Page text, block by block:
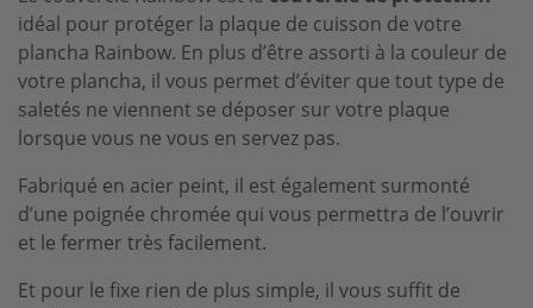
idéal pour protéger la plaque de cuisson de votre
plancha Rainbow. En plus d’être assorti à la couleur de
votre plancha, il vous permet d’éviter que tout type de
saletés ne viennent se déposer sur votre plaque
lorsque vous ne vous en servez pas.
Fabriqué en acier peint, il est également surmonté
d’une poignée chromée qui vous permettra de l’ouvrir
et le fermer très facilement.
Et pour le fixe rien de plus simple, il vous suffit de